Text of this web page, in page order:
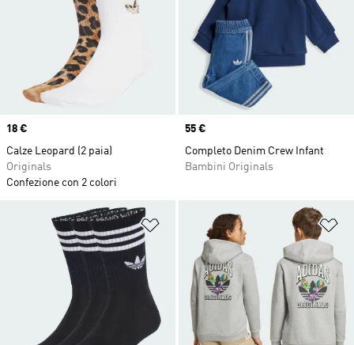
Price
18 €
Calze Leopard (2 paia)
Originals
Confezione con 2 colori
Price
55 €
Completo Denim Crew Infant
Bambini Originals
Aggiungi alla lista dei desideri